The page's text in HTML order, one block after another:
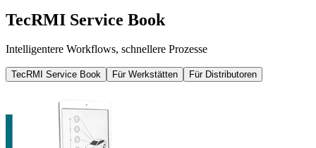
TecRMI Service Book
Intelligentere Workflows, schnellere Prozesse
TecRMI Service Book Für Werkstätten Für Distributoren